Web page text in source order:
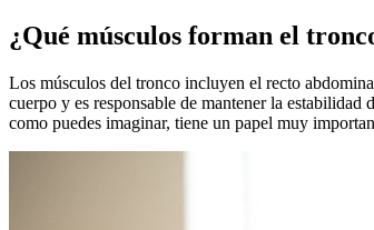
¿Qué músculos forman el
Los músculos del tronco incluyen el recto
cuerpo y es responsable de mantener la
como puedes imaginar, tiene un papel muy